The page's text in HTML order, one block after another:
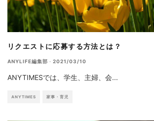
リクエストに応募する方法とは？
ANYLIFE編集部 · 2021/03/10
ANYTIMESでは、学生、主婦、会...
ANYTIMES 家事・育児